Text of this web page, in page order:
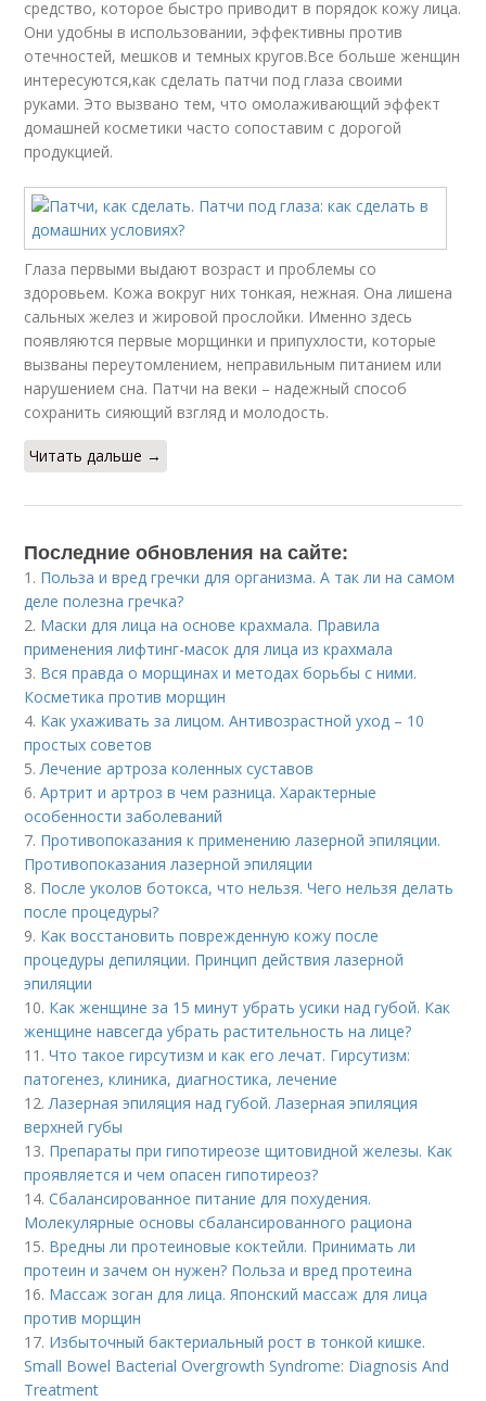
средство, которое быстро приводит в порядок кожу лица.
Они удобны в использовании, эффективны против
отечностей, мешков и темных кругов.Все больше женщин
интересуются,как сделать патчи под глаза своими
руками. Это вызвано тем, что омолаживающий эффект
домашней косметики часто сопоставим с дорогой
продукцией.
Глаза первыми выдают возраст и проблемы со
здоровьем. Кожа вокруг них тонкая, нежная. Она лишена
сальных желез и жировой прослойки. Именно здесь
появляются первые морщинки и припухлости, которые
вызваны переутомлением, неправильным питанием или
нарушением сна. Патчи на веки – надежный способ
сохранить сияющий взгляд и молодость.
Читать дальше →
Последние обновления на сайте:
1. Польза и вред гречки для организма. А так ли на самом
деле полезна гречка?
2. Маски для лица на основе крахмала. Правила
применения лифтинг-масок для лица из крахмала
3. Вся правда о морщинах и методах борьбы с ними.
Косметика против морщин
4. Как ухаживать за лицом. Антивозрастной уход – 10
простых советов
5.Лечение артроза коленных суставов
6.Артрит и артроз в чем разница. Характерные
особенности заболеваний
7. Противопоказания к применению лазерной эпиляции.
Противопоказания лазерной эпиляции
8. После уколов ботокса, что нельзя. Чего нельзя делать
после процедуры?
9. Как восстановить поврежденную кожу после
процедуры депиляции. Принцип действия лазерной
эпиляции
10. Как женщине за 15 минут убрать усики над губой. Как
женщине навсегда убрать растительность на лице?
11.Что такое гирсутизм и как его лечат. Гирсутизм:
патогенез, клиника, диагностика, лечение
12.Лазерная эпиляция над губой. Лазерная эпиляция
верхней губы
13. Препараты при гипотиреозе щитовидной железы. Как
проявляется и чем опасен гипотиреоз?
14.Сбалансированное питание для похудения.
Молекулярные основы сбалансированного рациона
15. Вредны ли протеиновые коктейли. Принимать ли
протеин и зачем он нужен? Польза и вред протеина
16. Массаж зоган для лица. Японский массаж для лица
против морщин
17. Избыточный бактериальный рост в тонкой кишке.
Small Bowel Bacterial Overgrowth Syndrome: Diagnosis And
Treatment